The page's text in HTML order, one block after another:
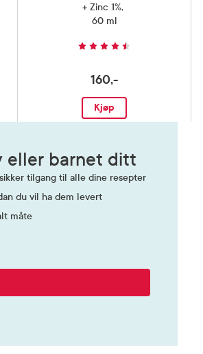
+ Zinc 1%,
60 ml
160,-
Kjøp
eller barnet ditt
tilgang til alle dine resepter
du vil ha dem levert
måte